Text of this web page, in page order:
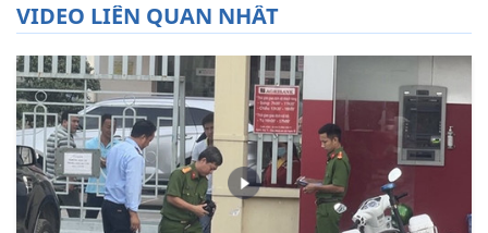
VIDEO LIÊN QUAN NHẤT